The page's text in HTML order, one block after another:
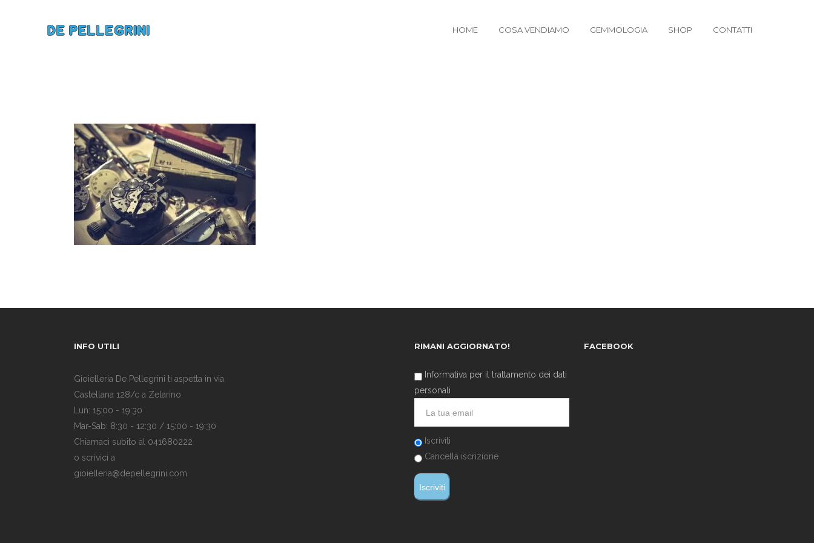
HOME COSA VENDIAMO GEMMOLOGIA SHOP CONTATTI
INFO UTILI
Gioielleria De Pellegrini ti aspetta in via
Castellana 128/c a Zelarino.
Lun: 15:00 - 19:30
Mar-Sab: 8:30 - 12:30 / 15:00 - 19:30
Chiamaci subito al 041680222
o scrivici a
gioielleria@depellegrini.com
RIMANI AGGIORNATO!
Informativa per il trattamento dei dati
personali
Iscriviti
Cancella iscrizione
FACEBOOK